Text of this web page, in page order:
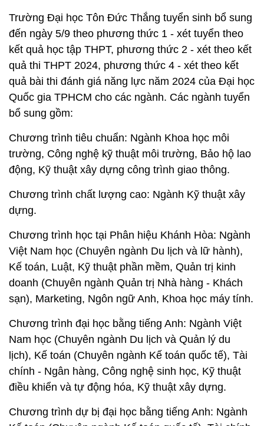
Trường Đại học Tôn Đức Thắng tuyển sinh bổ sung
đến ngày 5/9 theo phương thức 1 - xét tuyển theo
kết quả học tập THPT, phương thức 2 - xét theo kết
quả thi THPT 2024, phương thức 4 - xét theo kết
quả bài thi đánh giá năng lực năm 2024 của Đại học
Quốc gia TPHCM cho các ngành. Các ngành tuyển
bổ sung gồm:
Chương trình tiêu chuẩn: Ngành Khoa học môi
trường, Công nghệ kỹ thuật môi trường, Bảo hộ lao
động, Kỹ thuật xây dựng công trình giao thông.
Chương trình chất lượng cao: Ngành Kỹ thuật xây
dựng.
Chương trình học tại Phân hiệu Khánh Hòa: Ngành
Việt Nam học (Chuyên ngành Du lịch và lữ hành),
Kế toán, Luật, Kỹ thuật phần mềm, Quản trị kinh
doanh (Chuyên ngành Quản trị Nhà hàng - Khách
sạn), Marketing, Ngôn ngữ Anh, Khoa học máy tính.
Chương trình đại học bằng tiếng Anh: Ngành Việt
Nam học (Chuyên ngành Du lịch và Quản lý du
lịch), Kế toán (Chuyên ngành Kế toán quốc tế), Tài
chính - Ngân hàng, Công nghệ sinh học, Kỹ thuật
điều khiển và tự động hóa, Kỹ thuật xây dựng.
Chương trình dự bị đại học bằng tiếng Anh: Ngành